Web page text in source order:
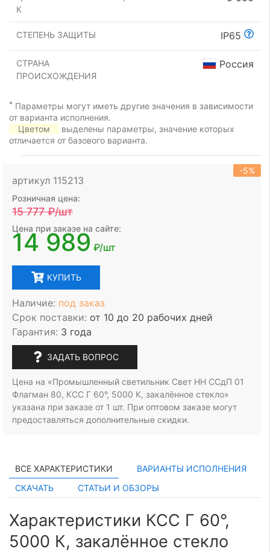
К
СТЕПЕНЬ ЗАЩИТЫ IP65
СТРАНА
ПРОИСХОЖДЕНИЯ
Россия
* Параметры могут иметь другие значения в зависимости
от варианта исполнения.
Цветом
выделены параметры, значение которых
отличается от базового варианта.
артикул 115213
-5%
Розничная цена:
15 777₽/шт
Цена при заказе на сайте:
14 989 ₽/шт
КУПИТЬ
Наличие: под заказ
Срок поставки: от 10 до 20 рабочих дней
Гарантия: 3 года
ЗАДАТЬ ВОПРОС
Цена на «Промышленный светильник Свет НН ССдП 01
Флагман 80, КСС Г 60°, 5000 К, закалённое стекло»
указана при заказе от 1 шт. При оптовом заказе могут
предоставляться дополнительные скидки.
ВСЕ ХАРАКТЕРИСТИКИ
ВАРИАНТЫ ИСПОЛНЕНИЯ
СКАЧАТЬ
СТАТЬИ И ОБЗОРЫ
Характеристики КСС Г 60°,
5000 К, закалённое стекло